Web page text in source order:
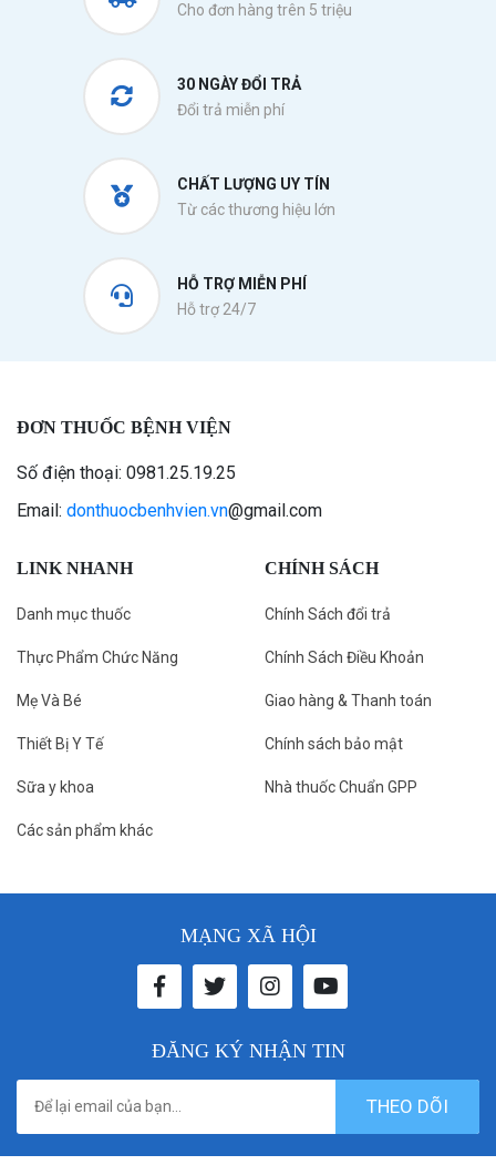
Cho đơn hàng trên 5 triệu
30 NGÀY ĐỔI TRẢ
Đổi trả miễn phí
CHẤT LƯỢNG UY TÍN
Từ các thương hiệu lớn
HỖ TRỢ MIỄN PHÍ
Hỗ trợ 24/7
ĐƠN THUỐC BỆNH VIỆN
Số điện thoại: 0981.25.19.25
Email: donthuocbenhvien.vn@gmail.com
LINK NHANH
Danh mục thuốc
Thực Phẩm Chức Năng
Mẹ Và Bé
Thiết Bị Y Tế
Sữa y khoa
Các sản phẩm khác
CHÍNH SÁCH
Chính Sách đổi trả
Chính Sách Điều Khoản
Giao hàng & Thanh toán
Chính sách bảo mật
Nhà thuốc Chuẩn GPP
MẠNG XÃ HỘI
ĐĂNG KÝ NHẬN TIN
THEO DÕI